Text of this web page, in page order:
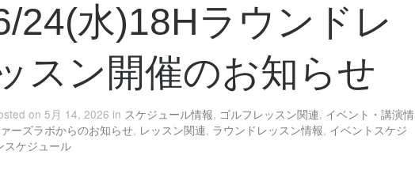
24(水)18Hラウンドレ
スン開催のお知らせ
on 5月 14, 2026 in スケジュール情報, ゴルフレッスン関連, イベント・講演情
ーズラボからのお知らせ, レッスン関連, ラウンドレッスン情報, イベントスケジ
スケジュール